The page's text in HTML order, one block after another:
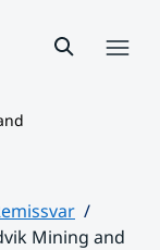
Mining and